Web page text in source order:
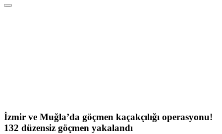
İzmir ve Muğla’da göçmen kaçakçılığı operasyonu!
132 düzensiz göçmen yakalandı